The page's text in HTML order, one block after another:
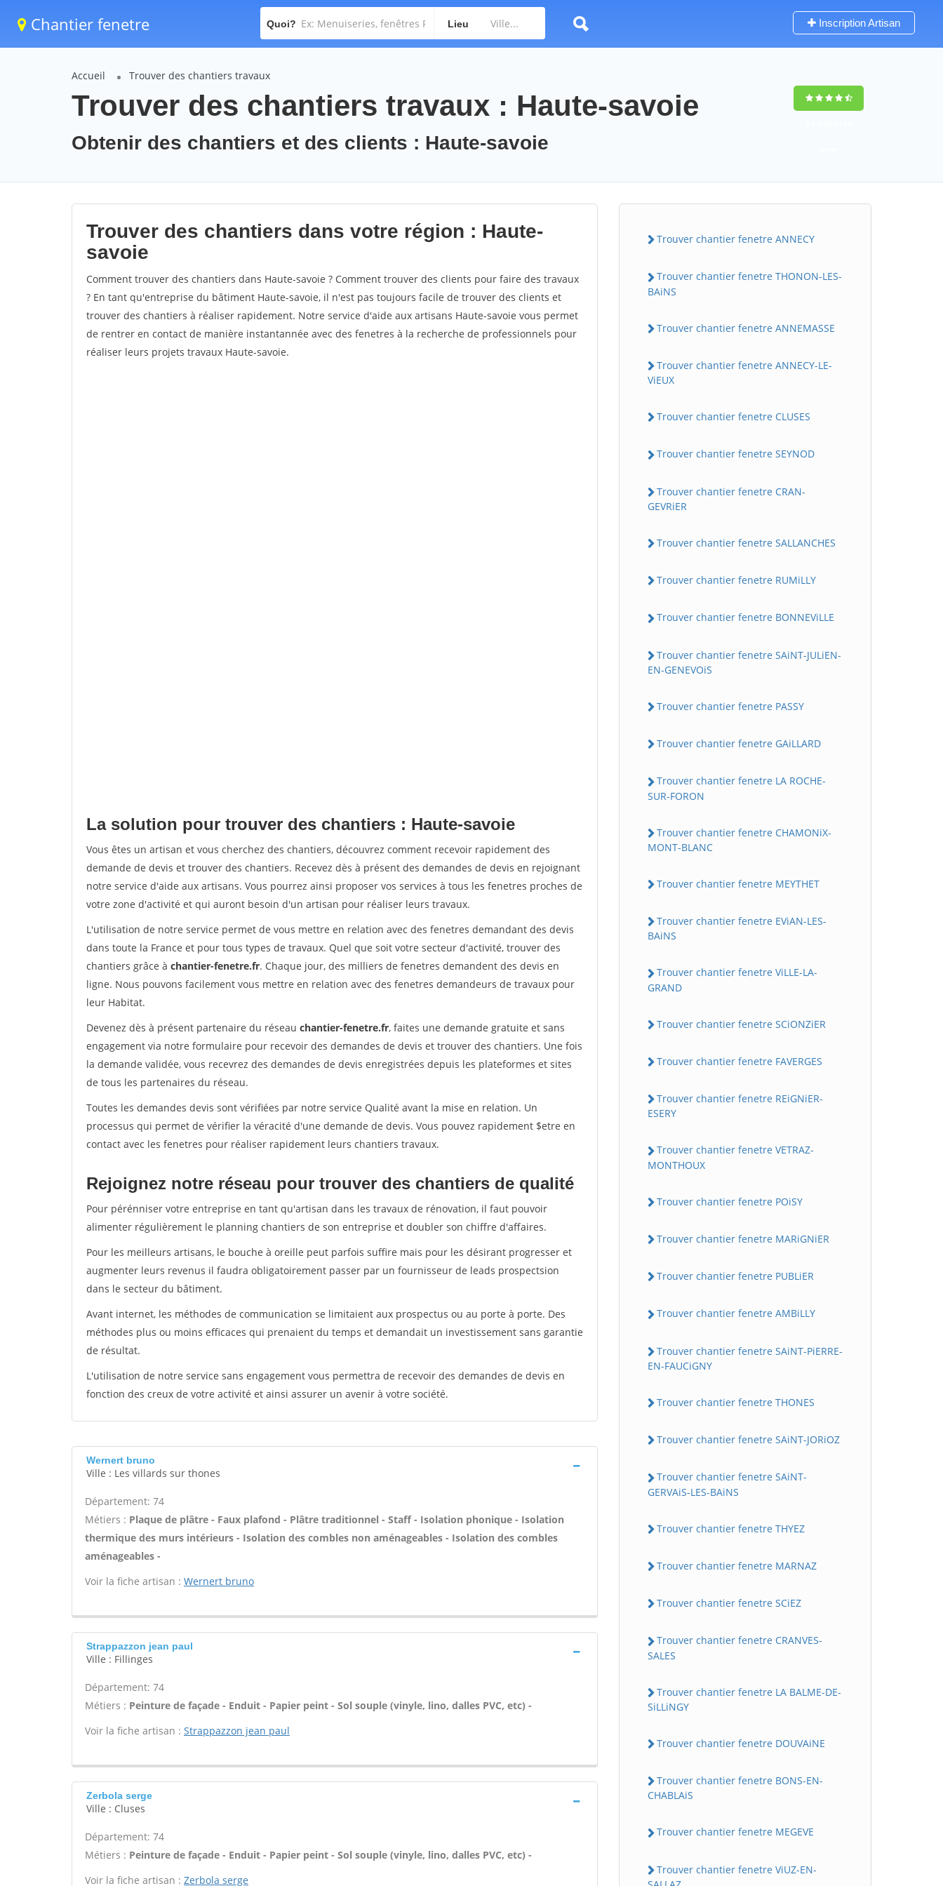
Chantier fenetre Quoi? Lieu Inscription Artisan
Accueil Trouver des chantiers travaux
Trouver des chantiers travaux : Haute-savoie
Obtenir des chantiers et des clients : Haute-savoie
Trouver des chantiers dans votre région : Haute-
savoie
Comment trouver des chantiers dans Haute-savoie ? Comment trouver des clients pour faire des travaux
? En tant qu'entreprise du bâtiment Haute-savoie, il n'est pas toujours facile de trouver des clients et
trouver des chantiers à réaliser rapidement. Notre service d'aide aux artisans Haute-savoie vous permet
de rentrer en contact de manière instantannée avec des fenetres à la recherche de professionnels pour
réaliser leurs projets travaux Haute-savoie.
La solution pour trouver des chantiers : Haute-savoie
Vous êtes un artisan et vous cherchez des chantiers, découvrez comment recevoir rapidement des
demande de devis et trouver des chantiers. Recevez dès à présent des demandes de devis en rejoignant
notre service d'aide aux artisans. Vous pourrez ainsi proposer vos services à tous les fenetres proches de
votre zone d'activité et qui auront besoin d'un artisan pour réaliser leurs travaux.
L'utilisation de notre service permet de vous mettre en relation avec des fenetres demandant des devis
dans toute la France et pour tous types de travaux. Quel que soit votre secteur d'activité, trouver des
chantiers grâce à chantier-fenetre.fr. Chaque jour, des milliers de fenetres demandent des devis en
ligne. Nous pouvons facilement vous mettre en relation avec des fenetres demandeurs de travaux pour
leur Habitat.
Devenez dès à présent partenaire du réseau chantier-fenetre.fr, faites une demande gratuite et sans
engagement via notre formulaire pour recevoir des demandes de devis et trouver des chantiers. Une fois
la demande validée, vous recevrez des demandes de devis enregistrées depuis les plateformes et sites
de tous les partenaires du réseau.
Toutes les demandes devis sont vérifiées par notre service Qualité avant la mise en relation. Un
processus qui permet de vérifier la véracité d'une demande de devis. Vous pouvez rapidement $etre en
contact avec les fenetres pour réaliser rapidement leurs chantiers travaux.
Rejoignez notre réseau pour trouver des chantiers de qualité
Pour pérénniser votre entreprise en tant qu'artisan dans les travaux de rénovation, il faut pouvoir
alimenter régulièrement le planning chantiers de son entreprise et doubler son chiffre d'affaires.
Pour les meilleurs artisans, le bouche à oreille peut parfois suffire mais pour les désirant progresser et
augmenter leurs revenus il faudra obligatoirement passer par un fournisseur de leads prospectsion
dans le secteur du bâtiment.
Avant internet, les méthodes de communication se limitaient aux prospectus ou au porte à porte. Des
méthodes plus ou moins efficaces qui prenaient du temps et demandait un investissement sans garantie
de résultat.
L'utilisation de notre service sans engagement vous permettra de recevoir des demandes de devis en
fonction des creux de votre activité et ainsi assurer un avenir à votre société.
Wernert bruno
Ville : Les villards sur thones
Département: 74
Métiers : Plaque de plâtre - Faux plafond - Plâtre traditionnel - Staff - Isolation phonique - Isolation
thermique des murs intérieurs - Isolation des combles non aménageables - Isolation des combles
aménageables -
Voir la fiche artisan : Wernert bruno
Strappazzon jean paul
Ville : Fillinges
Département: 74
Métiers : Peinture de façade - Enduit - Papier peint - Sol souple (vinyle, lino, dalles PVC, etc) -
Voir la fiche artisan : Strappazzon jean paul
Zerbola serge
Ville : Cluses
Département: 74
Métiers : Peinture de façade - Enduit - Papier peint - Sol souple (vinyle, lino, dalles PVC, etc) -
Voir la fiche artisan : Zerbola serge
Trouver chantier fenetre ANNECY
Trouver chantier fenetre THONON-LES-
BAiNS
Trouver chantier fenetre ANNEMASSE
Trouver chantier fenetre ANNECY-LE-
ViEUX
Trouver chantier fenetre CLUSES
Trouver chantier fenetre SEYNOD
Trouver chantier fenetre CRAN-
GEVRiER
Trouver chantier fenetre SALLANCHES
Trouver chantier fenetre RUMiLLY
Trouver chantier fenetre BONNEViLLE
Trouver chantier fenetre SAiNT-JULiEN-
EN-GENEVOiS
Trouver chantier fenetre PASSY
Trouver chantier fenetre GAiLLARD
Trouver chantier fenetre LA ROCHE-
SUR-FORON
Trouver chantier fenetre CHAMONiX-
MONT-BLANC
Trouver chantier fenetre MEYTHET
Trouver chantier fenetre EViAN-LES-
BAiNS
Trouver chantier fenetre ViLLE-LA-
GRAND
Trouver chantier fenetre SCiONZiER
Trouver chantier fenetre FAVERGES
Trouver chantier fenetre REiGNiER-
ESERY
Trouver chantier fenetre VETRAZ-
MONTHOUX
Trouver chantier fenetre POiSY
Trouver chantier fenetre MARiGNiER
Trouver chantier fenetre PUBLiER
Trouver chantier fenetre AMBiLLY
Trouver chantier fenetre SAiNT-PiERRE-
EN-FAUCiGNY
Trouver chantier fenetre THONES
Trouver chantier fenetre SAiNT-JORiOZ
Trouver chantier fenetre SAiNT-
GERVAiS-LES-BAiNS
Trouver chantier fenetre THYEZ
Trouver chantier fenetre MARNAZ
Trouver chantier fenetre SCiEZ
Trouver chantier fenetre CRANVES-
SALES
Trouver chantier fenetre LA BALME-DE-
SiLLiNGY
Trouver chantier fenetre DOUVAiNE
Trouver chantier fenetre BONS-EN-
CHABLAiS
Trouver chantier fenetre MEGEVE
Trouver chantier fenetre ViUZ-EN-